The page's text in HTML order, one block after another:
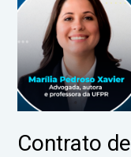
Contrato